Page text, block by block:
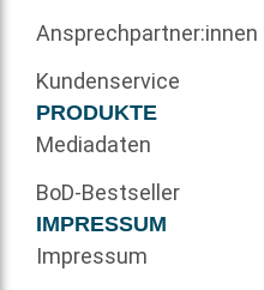
Ansprechpartner:innen
Kundenservice
PRODUKTE
Mediadaten
BoD-Bestseller
IMPRESSUM
Impressum